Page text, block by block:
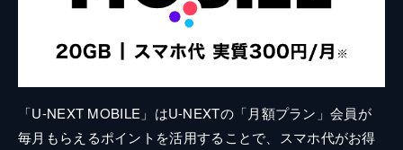
「U-NEXT MOBILE」はU-NEXTの「月額プラン」会員が
毎月もらえるポイントを活用することで、スマホ代がお得